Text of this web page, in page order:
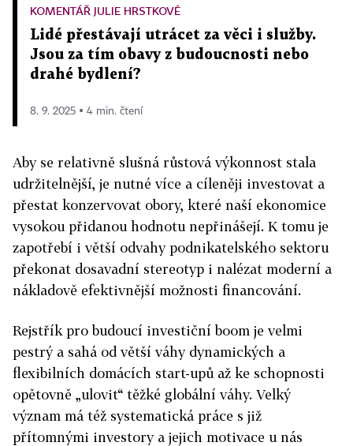
KOMENTÁŘ JULIE HRSTKOVÉ
Lidé přestávají utrácet za věci i služby.
Jsou za tím obavy z budoucnosti nebo
drahé bydlení?
8. 9. 2025 ▪ 4 min. čtení
Aby se relativně slušná růstová výkonnost stala
udržitelnější, je nutné více a cíleněji investovat a
přestat konzervovat obory, které naší ekonomice
vysokou přidanou hodnotu nepřinášejí. K tomu je
zapotřebí i větší odvahy podnikatelského sektoru
překonat dosavadní stereotyp i nalézat moderní a
nákladově efektivnější možnosti financování.
Rejstřík pro budoucí investiční boom je velmi
pestrý a sahá od větší váhy dynamických a
flexibilních domácích start-upů až ke schopnosti
opětovně „ulovit“ těžké globální váhy. Velký
význam má též systematická práce s již
přítomnými investory a jejich motivace u nás